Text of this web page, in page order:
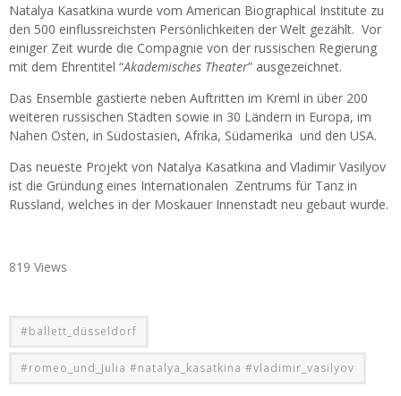
Natalya Kasatkina wurde vom American Biographical Institute zu
den 500 einflussreichsten Persönlichkeiten der Welt gezählt. Vor
einiger Zeit wurde die Compagnie von der russischen Regierung
mit dem Ehrentitel “Akademisches Theater” ausgezeichnet.
Das Ensemble gastierte neben Auftritten im Kreml in über 200
weiteren russischen Städten sowie in 30 Ländern in Europa, im
Nahen Osten, in Südostasien, Afrika, Südamerika und den USA.
Das neueste Projekt von Natalya Kasatkina and Vladimir Vasilyov
ist die Gründung eines Internationalen Zentrums für Tanz in
Russland, welches in der Moskauer Innenstadt neu gebaut wurde.
819 Views
#ballett_düsseldorf
#romeo_und_Julia #natalya_kasatkina #vladimir_vasilyov